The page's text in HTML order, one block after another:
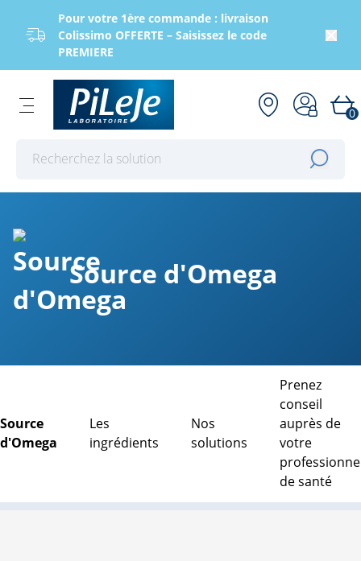
Pour votre 1ère commande : livraison
Colissimo OFFERTE – Saisissez le code
PREMIERE
0
Source d'Omega
Source
d'Omega
Les
ingrédients
Nos
solutions
Prenez
conseil
auprès de
votre
de santé